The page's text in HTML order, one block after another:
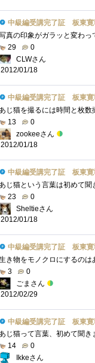
中級編受講完了証 板東寛司の
29
0
CLWさん
2012/01/18
中級編受講完了証 板東寛司の
13
0
zookeeさん
2012/01/18
中級編受講完了証 板東寛司の
23
0
Sheltieさん
2012/01/18
中級編受講完了証 板東寛司の
3
0
ごまさん
2012/02/29
中級編受講完了証 板東寛司の
14
0
Ikkeさん